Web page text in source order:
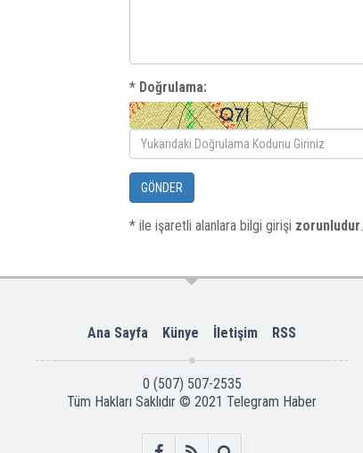
* Doğrulama:
GÖNDER
* ile işaretli alanlara bilgi girişi zorunludur.
Ana Sayfa Künye İletişim RSS
0 (507) 507-2535
Tüm Hakları Saklıdır © 2021 Telegram Haber